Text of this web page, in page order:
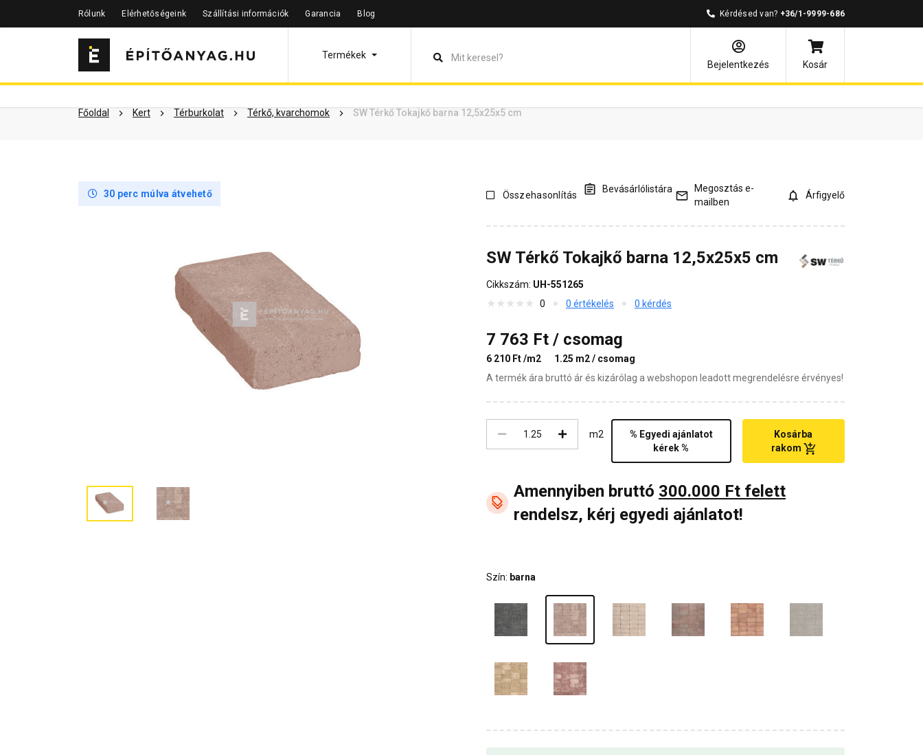
Rólunk Elérhetőségeink Szállítási információk Garancia Blog Kérdésed van? +36/1-9999-686
Termékek
Bejelentkezés
Kosár
Főoldal Kert Térburkolat Térkő, kvarchomok SW Térkő Tokajkő barna 12,5x25x5 cm
Szükséged lehet rá Részletes leírás Termékinformáció Dokumentumok Vásárlói vélemények Kérdések és válaszok
30 perc múlva átvehető Összehasonlítás
Bevásárlólistára
Megosztás e-
mailben
Árfigyelő
SW Térkő Tokajkő barna 12,5x25x5 cm
Cikkszám: UH-551265
0
0 értékelés 0 kérdés
7 763 Ft / csomag
6 210 Ft /m2
1.25 m2 / csomag
A termék ára bruttó ár és kizárólag a webshopon leadott megrendelésre érvényes!
m2
% Egyedi ajánlatot
kérek %
Kosárba
rakom
Amennyiben bruttó 300.000 Ft felett
rendelsz, kérj egyedi ajánlatot!
Szín: barna